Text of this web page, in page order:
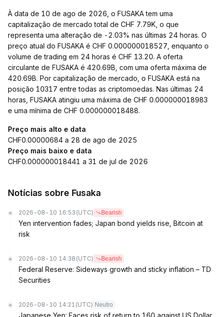
À data de 10 de ago de 2026, o FUSAKA tem uma
capitalização de mercado total de CHF 7.79K, o que
representa uma alteração de -2.03% nas últimas 24 horas. O
preço atual do FUSAKA é CHF 0.000000018527, enquanto o
volume de trading em 24 horas é CHF 13.20. A oferta
circulante de FUSAKA é 420.69B, com uma oferta máxima de
420.69B. Por capitalização de mercado, o FUSAKA está na
posição 10317 entre todas as criptomoedas. Nas últimas 24
horas, FUSAKA atingiu uma máxima de CHF 0.000000018983
e uma mínima de CHF 0.000000018488.
Preço mais alto e data
CHF0.00000684 a 28 de ago de 2025
Preço mais baixo e data
CHF0.000000018441 a 31 de jul de 2026
Notícias sobre Fusaka
2026-08-10 16:53 (UTC) Bearish
Yen intervention fades; Japan bond yields rise, Bitcoin at
risk
2026-08-10 14:38 (UTC) Bearish
Federal Reserve: Sideways growth and sticky inflation – TD
Securities
2026-08-10 14:21 (UTC) Neutro
Japanese Yen: Faces risk of return to 160 against US Dollar